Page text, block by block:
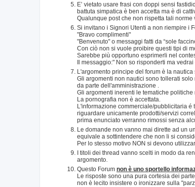
E’ vietato usare frasi con doppi sensi
battuta simpatica è ben accetta ma è di
Qualunque post che non rispetta tali
Si invitano i Signori Utenti a non riempire i
"Bravo complimenti"
"Benvenuto" o messaggi fatti da “sole
Con ciò non si vuole proibire questi tipi di
Sarebbe più opportuno esprimerli nel
Il messaggio:" Non so risponderti ma
L'argomento principe del forum è la
Gli argomenti non nautici sono tollerati
da parte dell'amministrazione .
Gli argomenti inerenti le tematiche politiche
La pornografia non è accettata.
L'informazione commerciale/pubblicitaria
riguardare unicamente prodotti/servizi
prima enunciato verranno rimossi senza
Le domande non vanno mai dirette ad un
equivale a sottintendere che non li si
Per lo stesso motivo NON si devono
I titoli dei thread vanno scelti in modo da
argomento.
Questo Forum non è uno sportello
Le risposte sono una pura cortesia dei
non è lecito insistere o ironizzare sulla